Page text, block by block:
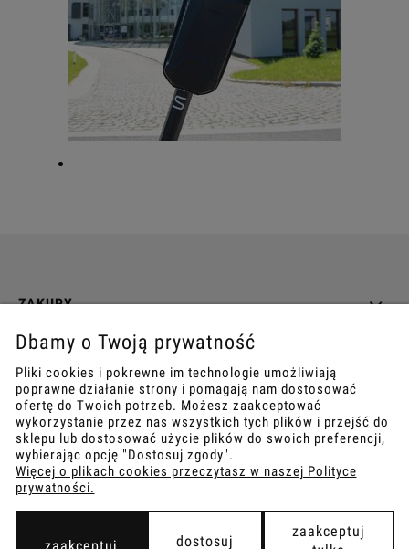
ZAKUPY
INFO
REGULAMINY
COPYRIGHT © 2021
TEMPISH.WYKONANIE:BOMBARDIER.PRO
Dbamy o Twoją prywatność
Pliki cookies i pokrewne im technologie umożliwiają
poprawne działanie strony i pomagają nam dostosować
ofertę do Twoich potrzeb. Możesz zaakceptować
wykorzystanie przez nas wszystkich tych plików i przejść do
sklepu lub dostosować użycie plików do swoich preferencji,
wybierając opcję "Dostosuj zgody".
Więcej o plikach cookies przeczytasz w naszej Polityce
prywatności.
zaakceptuj
dostosuj
zaakceptuj